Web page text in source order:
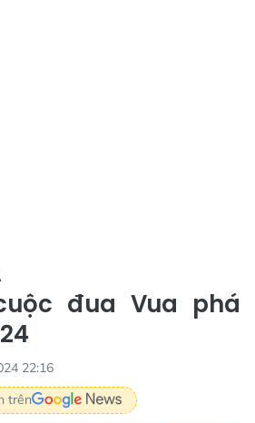
đua Vua phá
22:16
trên